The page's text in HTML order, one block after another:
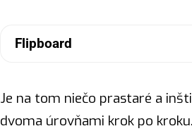
Flipboard
Je na tom niečo prastaré a
dvoma úrovňami krok po